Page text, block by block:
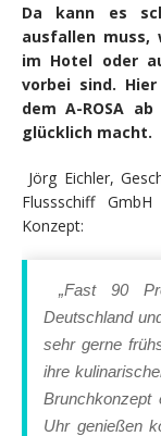
Da kann es
ausfallen muss,
im Hotel oder
vorbei sind.
dem A-ROSA
glücklich macht.
Jörg Eichler,
Flussschiff
Konzept:
„Fast 90
Deutschland
sehr gerne
ihre
Brunchkonzept
Uhr genießen